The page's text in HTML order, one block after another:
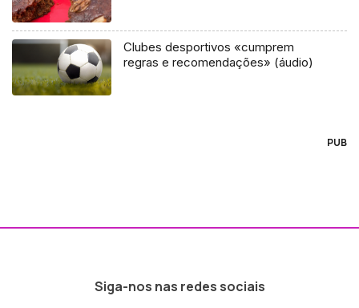
Clubes desportivos «cumprem
regras e recomendações» (áudio)
PUB
Siga-nos nas redes sociais